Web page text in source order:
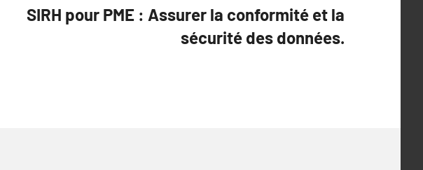
SIRH pour PME : Assurer la conformité et la
sécurité des données.